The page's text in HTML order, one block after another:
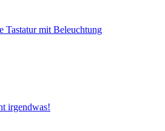
Tastatur mit Beleuchtung
irgendwas!